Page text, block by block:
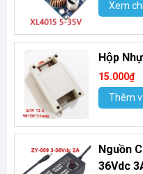
Xem
Hộp
15.000₫
Thêm
Nguồn
36Vdc